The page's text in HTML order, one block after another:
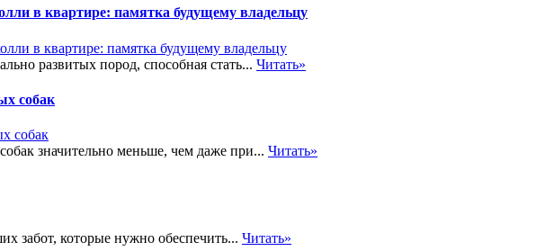
в квартире: памятка будущему владельцу
развитых пород, способная стать... Читать»
собак
значительно меньше, чем даже при... Читать»
забот, которые нужно обеспечить... Читать»